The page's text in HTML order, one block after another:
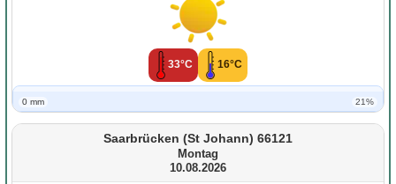
33°C 16°C
0 mm 21%
Saarbrücken (St Johann) 66121
Montag
10.08.2026